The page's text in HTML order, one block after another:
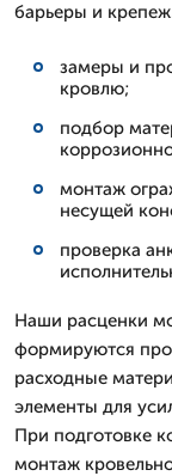
барьеры и
замеры и
кровлю;
подбор
монтаж
несущей
проверка
Наши расценки
формируются
расходные
элементы для
При подготовке
монтаж